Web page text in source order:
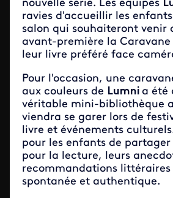
nouvelle série. Les équipes
ravies d'accueillir les
salon qui souhaiteront venir
avant-première la Caravane
leur livre préféré face
Pour l'occasion, une
aux couleurs de Lumni a été
véritable mini-bibliothèque
viendra se garer lors de
livre et événements
pour les enfants de partager
pour la lecture, leurs
recommandations littéraires
spontanée et authentique.